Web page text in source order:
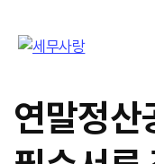
연말정산